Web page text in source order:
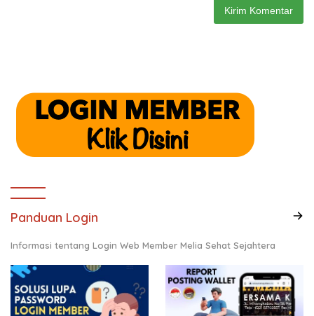
Panduan Login
Informasi tentang Login Web Member Melia Sehat Sejahtera